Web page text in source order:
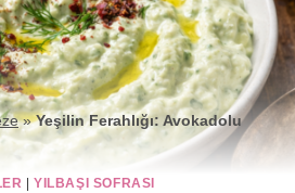
»Yeşilin Ferahlığı: Avokadolu
|YILBAŞI SOFRASI